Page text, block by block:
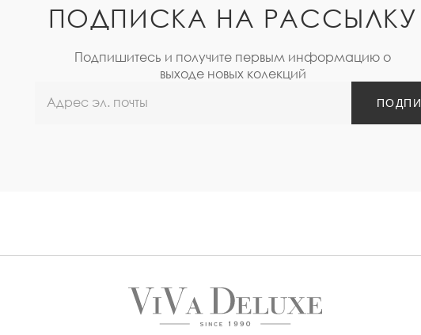
ПОДПИСКА НА РАССЫЛКУ
Подпишитесь и получите первым информацию о
выходе новых колекций